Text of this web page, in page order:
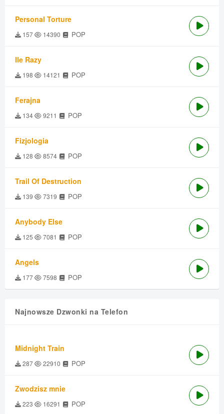
Personal Torture
157 14390 POP
Ile Razy
198 14121 POP
Ferajna
134 9211 POP
Fizjologia
128 8574 POP
Trail Of Destruction
139 7319 POP
Anybody Else
125 7081 POP
Angels
177 7598 POP
Najnowsze Dzwonki na Telefon
Midnight Train
287 22910 POP
Zwodzisz mnie
223 16291 POP